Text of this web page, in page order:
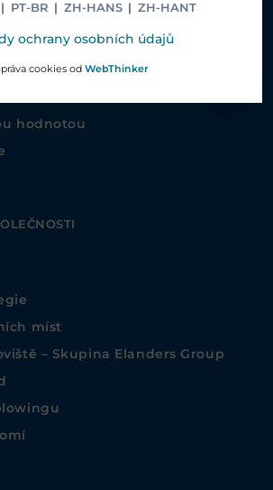
dodavatelského
služeb
hodnotou
míst
– Skupina Elanders Group
| PT-BR | ZH-HANS | ZH-HANT
ochrany osobních údajů
cookies od WebThinker